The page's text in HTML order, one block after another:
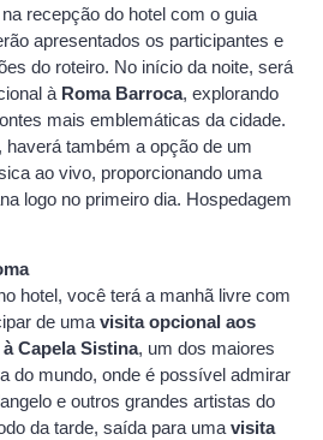
recepção do hotel com o guia
apresentados os participantes e
do roteiro. No início da noite, será
à Roma Barroca, explorando
mais emblemáticas da cidade.
haverá também a opção de um
ao vivo, proporcionando uma
logo no primeiro dia. Hospedagem
hotel, você terá a manhã livre com
de uma visita opcional aos
Capela Sistina, um dos maiores
do mundo, onde é possível admirar
e outros grandes artistas do
da tarde, saída para uma visita